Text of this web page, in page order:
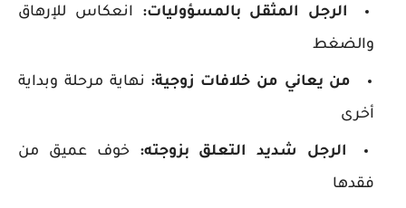
الرجل المثقل بالمسؤوليات: انعكاس للإرهاق
والضغط
من يعاني من خلافات زوجية: نهاية مرحلة وبداية
أخرى
الرجل شديد التعلق بزوجته:خوف عميق من
فقدها